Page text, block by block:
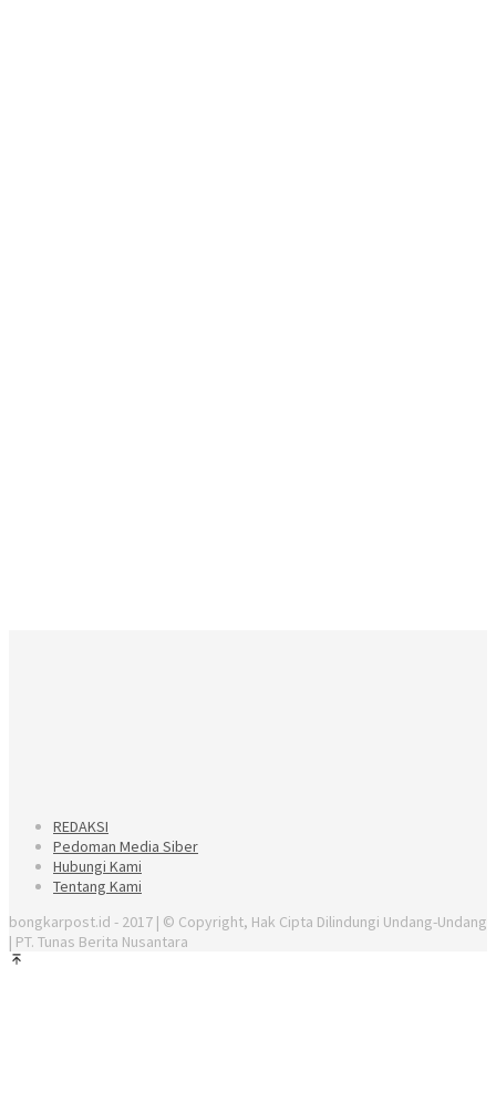
REDAKSI
Pedoman Media Siber
Hubungi Kami
Tentang Kami
bongkarpost.id - 2017 | © Copyright, Hak Cipta Dilindungi Undang-Undang
| PT. Tunas Berita Nusantara